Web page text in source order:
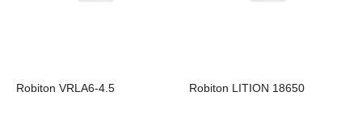
Robiton VRLA6-4.5 Robiton LITION 18650